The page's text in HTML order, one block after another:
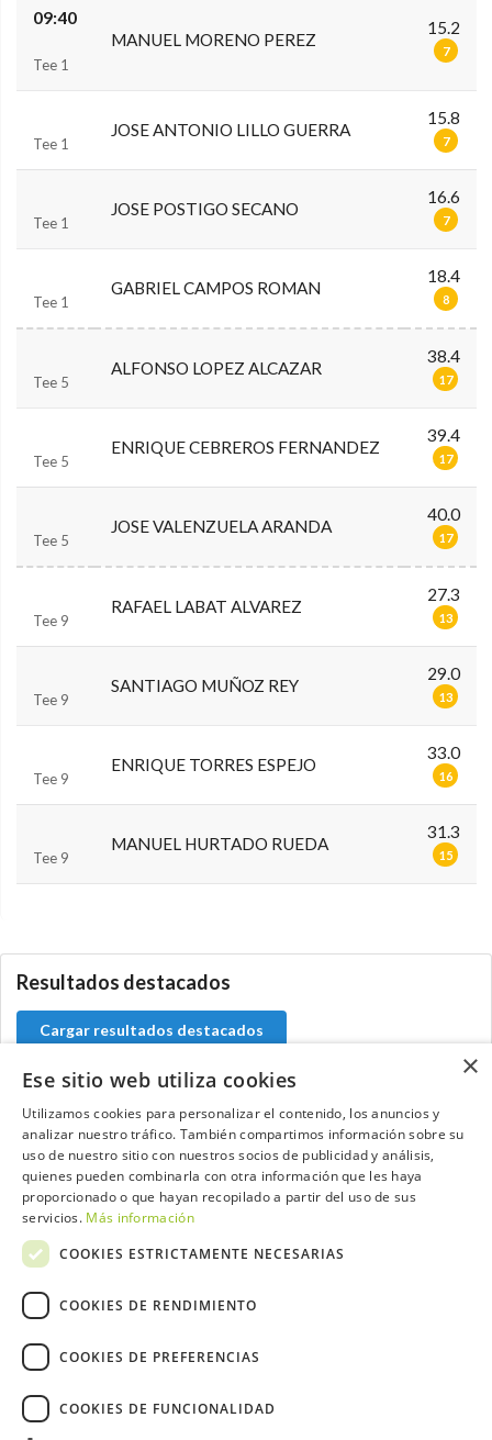
09:40
Tee 1
MANUEL MORENO PEREZ
15.2
7
Tee 1
JOSE ANTONIO LILLO GUERRA
15.8
7
Tee 1
JOSE POSTIGO SECANO
16.6
7
Tee 1
GABRIEL CAMPOS ROMAN
18.4
8
Tee 5
ALFONSO LOPEZ ALCAZAR
38.4
17
Tee 5
ENRIQUE CEBREROS FERNANDEZ
39.4
17
Tee 5
JOSE VALENZUELA ARANDA
40.0
17
Tee 9
RAFAEL LABAT ALVAREZ
27.3
13
Tee 9
SANTIAGO MUÑOZ REY
29.0
13
Tee 9
ENRIQUE TORRES ESPEJO
33.0
16
Tee 9
MANUEL HURTADO RUEDA
31.3
15
Resultados destacados
Cargar resultados destacados
Contacta con el equipo de NextCaddy
Opina Contacta
×
Ese sitio web utiliza cookies
Utilizamos cookies para personalizar el contenido, los anuncios y
analizar nuestro tráfico. También compartimos información sobre su
uso de nuestro sitio con nuestros socios de publicidad y análisis,
quienes pueden combinarla con otra información que les haya
proporcionado o que hayan recopilado a partir del uso de sus
servicios. Más información
COOKIES ESTRICTAMENTE NECESARIAS
COOKIES DE RENDIMIENTO
COOKIES DE PREFERENCIAS
COOKIES DE FUNCIONALIDAD